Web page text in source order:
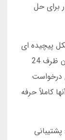
برای حل
پیچیده ای
دارید، می توانید تیکت ایجاد کنید. پشتیبانان ظرف 24
درخواست
کاملاً حرفه
پشتیبانی